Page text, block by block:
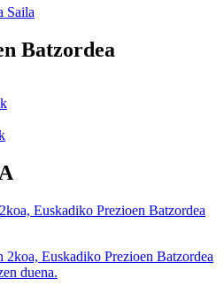
Saila
Batzordea
Euskadiko Prezioen Batzordea
2koa, Euskadiko Prezioen Batzordea
duena.